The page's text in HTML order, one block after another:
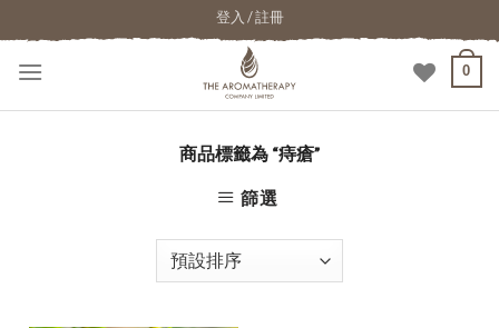
登入 / 註冊
0
商品標籤為 “痔瘡”
篩選